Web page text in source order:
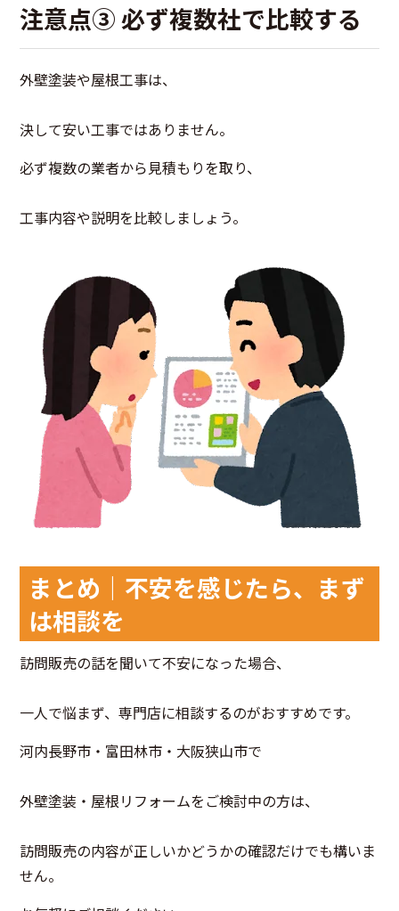
注意点③ 必ず複数社で比較する
外壁塗装や屋根工事は、
決して安い工事ではありません。
必ず複数の業者から見積もりを取り、
工事内容や説明を比較しましょう。
まとめ｜不安を感じたら、まず
は相談を
訪問販売の話を聞いて不安になった場合、
一人で悩まず、専門店に相談するのがおすすめです。
河内長野市・富田林市・大阪狭山市で
外壁塗装・屋根リフォームをご検討中の方は、
訪問販売の内容が正しいかどうかの確認だけでも構いま
せん。